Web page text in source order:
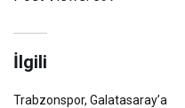
İlgili
Trabzonspor, Galatasaray’a